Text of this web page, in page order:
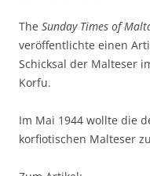
The Sunday Times of
veröffentlichte einen
Schicksal der Malteser
Korfu.
Im Mai 1944 wollte die
korfiotischen Malteser